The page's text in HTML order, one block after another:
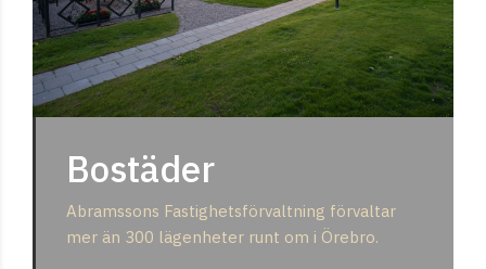
Bostäder
Abramssons Fastighetsförvaltning förvaltar
mer än 300 lägenheter runt om i Örebro.